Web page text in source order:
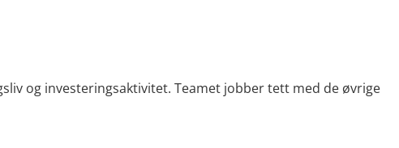
og investeringsaktivitet. Teamet jobber tett med de øvrige